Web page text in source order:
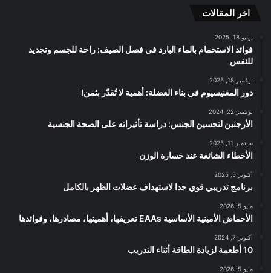
اخر المقالات
يوليو 18, 2025
فوائد الاستحمام بالماء البارد في فصل الصيف: راحة للجسم وتجديد
للنفس
نوفمبر 18, 2025
دور المغنيسيوم في بناء العضلة: أهمية لا تُقدّر بثمن!
نوفمبر 22, 2024
الأرجنين لتحسين الجنس: دراسة تأثيراته على الصحة الجنسية
سبتمبر 11, 2025
الأخطاء الشائعة عند خسارة الوزن
أكتوبر 5, 2025
برنامج تدريبي قوي جدا لاستهداف عضلات الظهر بالكامل
مايو 5, 2026
الأحماض الأمينية الأساسية EAAs تعريفها، أهميتها، مصادرها، وفوائدها
أكتوبر 7, 2024
10 أطعمة لزيادة الطاقة أثناء التدريب
مايو 5, 2026